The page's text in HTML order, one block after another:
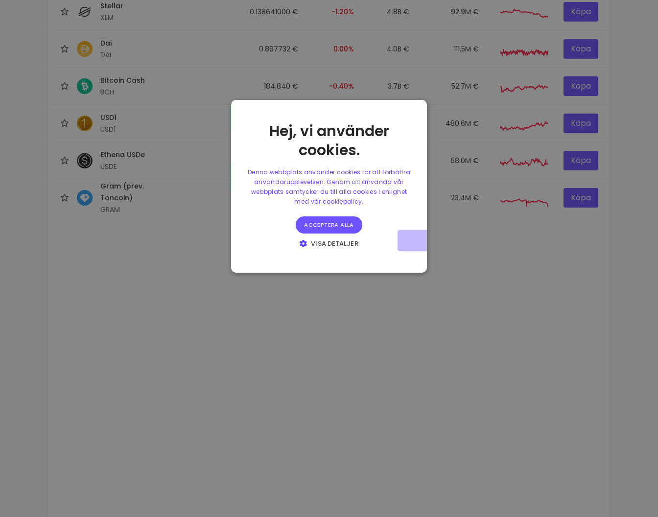
Stellar
XLM
0.138641000 € -1.20% 4.8B € 92.9M € Köpa
Dai
DAI
0.867732 € 0.00% 4.0B € 111.5M € Köpa
Bitcoin Cash
BCH
184.840 € -0.40% 3.7B € 52.7M € Köpa
USD1
USD1
0.867499 € 0.00% 480.6M € Köpa
Ethena USDe
USDE
58.0M € Köpa
Gram (prev.
Toncoin)
GRAM
1.160000 € -4.10% 3.2B € 23.4M € Köpa
Hej, vi använder
cookies.
Denna webbplats använder cookies för att förbättra
användarupplevelsen. Genom att använda vår
webbplats samtycker du till alla cookies i enlighet
med vår cookiepolicy.
ACCEPTERA ALLA
VISA DETALJER